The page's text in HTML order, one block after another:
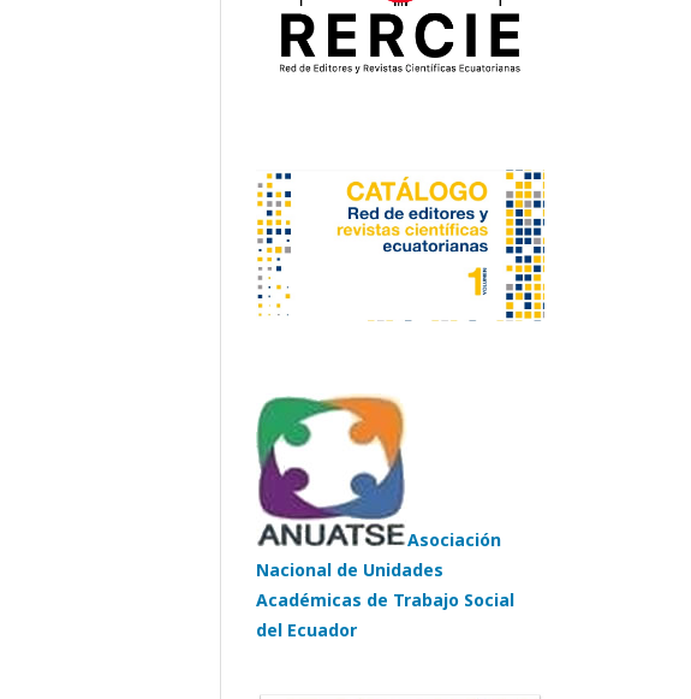
Asociación
Nacional de Unidades
Académicas de Trabajo Social
del Ecuador